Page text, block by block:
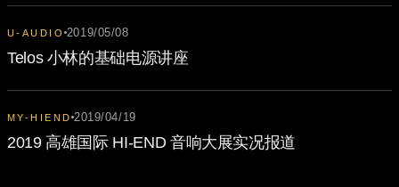
U-AUDIO 2019/05/08
Telos 小林的基础电源讲座
MY-HIEND 2019/04/19
2019 高雄国际 HI-END 音响大展实况报道